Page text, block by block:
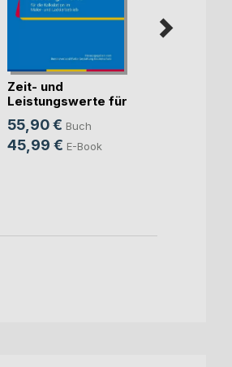
Zeit- und
Leistungswerte für
die K(...)
55,90 € Buch
45,99 € E-Book